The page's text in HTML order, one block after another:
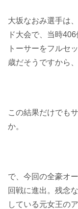
大坂なおみ選手は
ド大会で、当時
トーサーをフルセ
歳だそうですから
この結果だけでも
か。
で、今回の全豪オ
回戦に進出。残念
している元女王の